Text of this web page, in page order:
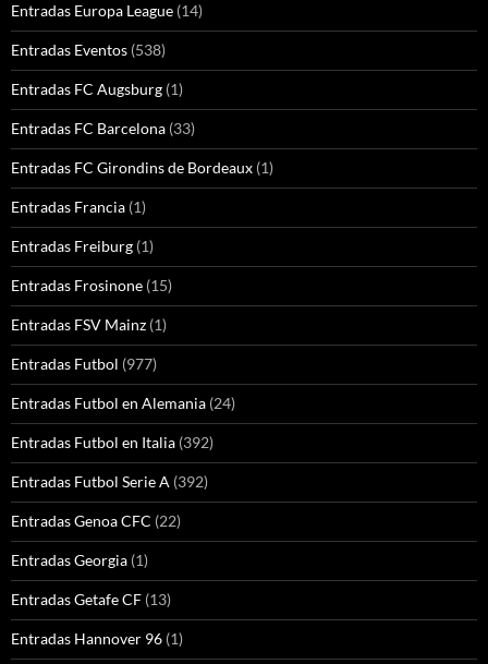
Entradas Europa League (14)
Entradas Eventos (538)
Entradas FC Augsburg (1)
Entradas FC Barcelona (33)
Entradas FC Girondins de Bordeaux (1)
Entradas Francia (1)
Entradas Freiburg (1)
Entradas Frosinone (15)
Entradas FSV Mainz (1)
Entradas Futbol (977)
Entradas Futbol en Alemania (24)
Entradas Futbol en Italia (392)
Entradas Futbol Serie A (392)
Entradas Genoa CFC (22)
Entradas Georgia (1)
Entradas Getafe CF (13)
Entradas Hannover 96 (1)